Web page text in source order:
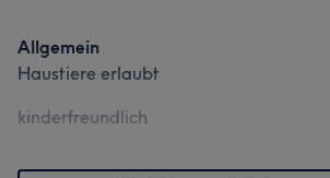
Allgemein
Haustiere erlaubt
kinderfreundlich